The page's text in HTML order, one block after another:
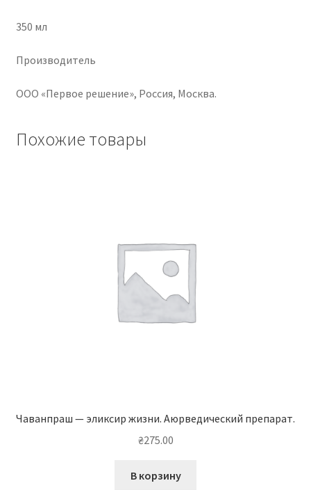
350 мл
Производитель
ООО «Первое решение», Россия, Москва.
Похожие товары
Чаванпраш — эликсир жизни. Аюрведический препарат.
₴275.00
В корзину